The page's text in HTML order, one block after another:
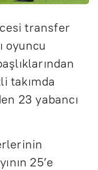
transfer
oyuncu
takımda
23 yabancı
25’e